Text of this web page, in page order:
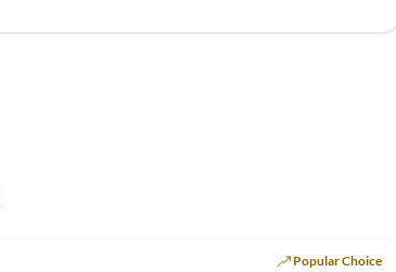
Popular Choice